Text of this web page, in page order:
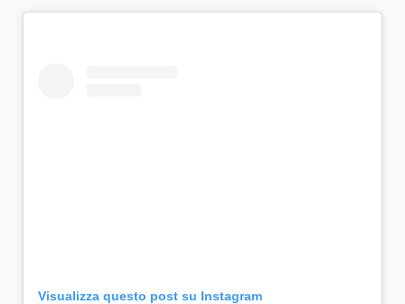
Visualizza questo post su Instagram